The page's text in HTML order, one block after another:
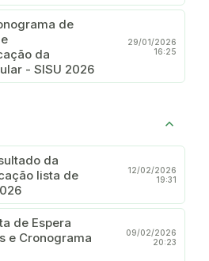
de
da
- SISU 2026
29/01/2026
16:25
da
lista de
12/02/2026
19:31
de Espera
e Cronograma
09/02/2026
20:23